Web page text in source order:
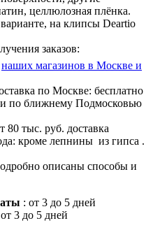
целлюлозная плёнка.
на клипсы Deartio
заказов:
наших магазинов в Москве и
по Москве: бесплатно
и по ближнему Подмосковью
80 тыс. руб. доставка
кроме лепнины из гипса .
описаны способы и
: от 3 до 5 дней
3 до 5 дней